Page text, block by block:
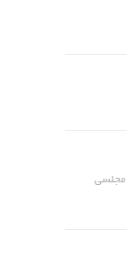
مجلسی